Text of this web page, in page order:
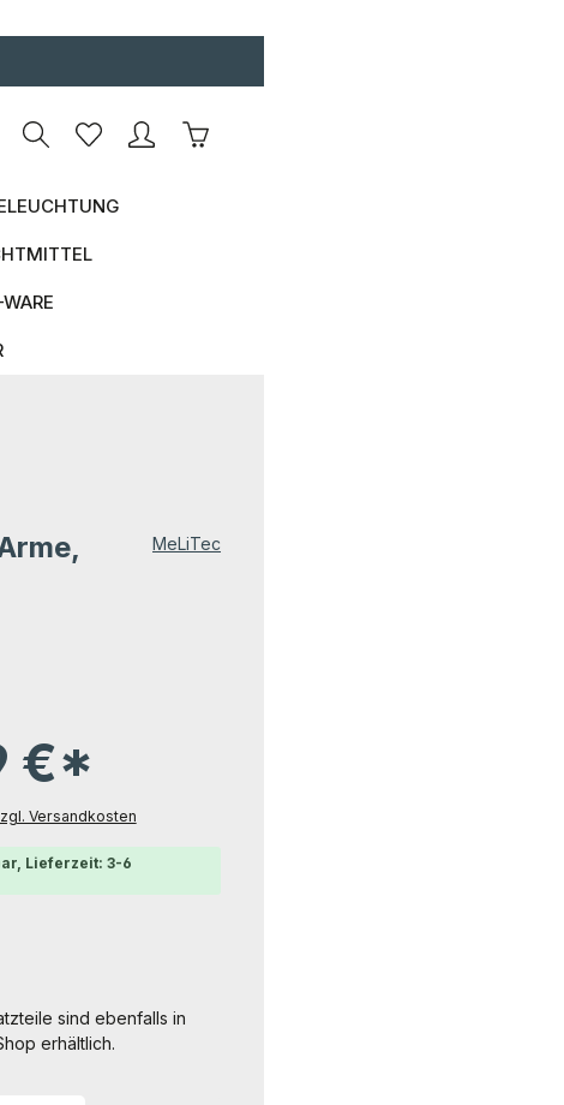
Warenkorb enthält 0 Positionen. Der
MeLiTec
€*
Versandkosten
Lieferzeit: 3-6
sind ebenfalls in
erhältlich.